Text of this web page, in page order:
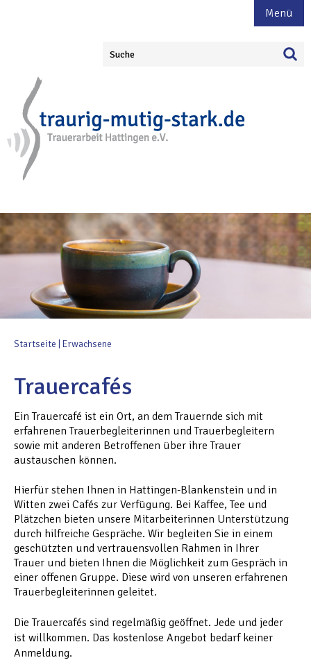
Menü
Suche
Startseite Erwachsene
Trauercafés
Ein Trauercafé ist ein Ort, an dem Trauernde sich mit
erfahrenen Trauerbegleiterinnen und Trauerbegleitern
sowie mit anderen Betroffenen über ihre Trauer
austauschen können.
Hierfür stehen Ihnen in Hattingen-Blankenstein und in
Witten zwei Cafés zur Verfügung. Bei Kaffee, Tee und
Plätzchen bieten unsere Mitarbeiterinnen Unterstützung
durch hilfreiche Gespräche. Wir begleiten Sie in einem
geschützten und vertrauensvollen Rahmen in Ihrer
Trauer und bieten Ihnen die Möglichkeit zum Gespräch in
einer offenen Gruppe. Diese wird von unseren erfahrenen
Trauerbegleiterinnen geleitet.
Die Trauercafés sind regelmäßig geöffnet. Jede und jeder
ist willkommen. Das kostenlose Angebot bedarf keiner
Anmeldung.